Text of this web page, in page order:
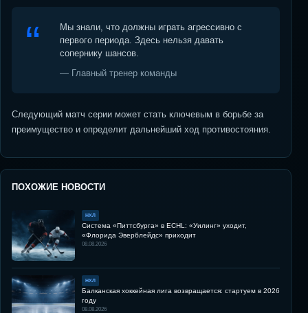
Мы знали, что должны играть агрессивно с
первого периода. Здесь нельзя давать
сопернику шансов.
— Главный тренер команды
Следующий матч серии может стать ключевым в борьбе за
преимущество и определит дальнейший ход противостояния.
ПОХОЖИЕ НОВОСТИ
НХЛ
Система «Питтсбурга» в ECHL: «Уилинг» уходит,
«Флорида Эверблейдс» приходит
08.08.2026
НХЛ
Балканская хоккейная лига возвращается: стартуем в 2026
году
08.08.2026